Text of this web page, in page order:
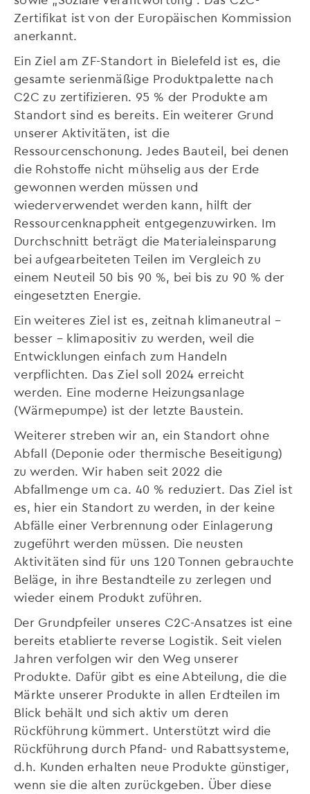
Zertifikat ist von der Europäischen Kommission
anerkannt.
Ein Ziel am ZF-Standort in Bielefeld ist es, die
gesamte serienmäßige Produktpalette nach
C2C zu zertifizieren. 95 % der Produkte am
Standort sind es bereits. Ein weiterer Grund
unserer Aktivitäten, ist die
Ressourcenschonung. Jedes Bauteil, bei denen
die Rohstoffe nicht mühselig aus der Erde
gewonnen werden müssen und
wiederverwendet werden kann, hilft der
Ressourcenknappheit entgegenzuwirken. Im
Durchschnitt beträgt die Materialeinsparung
bei aufgearbeiteten Teilen im Vergleich zu
einem Neuteil 50 bis 90 %, bei bis zu 90 % der
eingesetzten Energie.
Ein weiteres Ziel ist es, zeitnah klimaneutral –
besser – klimapositiv zu werden, weil die
Entwicklungen einfach zum Handeln
verpflichten. Das Ziel soll 2024 erreicht
werden. Eine moderne Heizungsanlage
(Wärmepumpe) ist der letzte Baustein.
Weiterer streben wir an, ein Standort ohne
Abfall (Deponie oder thermische Beseitigung)
zu werden. Wir haben seit 2022 die
Abfallmenge um ca. 40 % reduziert. Das Ziel ist
es, hier ein Standort zu werden, in der keine
Abfälle einer Verbrennung oder Einlagerung
zugeführt werden müssen. Die neusten
Aktivitäten sind für uns 120 Tonnen gebrauchte
Beläge, in ihre Bestandteile zu zerlegen und
wieder einem Produkt zuführen.
Der Grundpfeiler unseres C2C-Ansatzes ist eine
bereits etablierte reverse Logistik. Seit vielen
Jahren verfolgen wir den Weg unserer
Produkte. Dafür gibt es eine Abteilung, die die
Märkte unserer Produkte in allen Erdteilen im
Blick behält und sich aktiv um deren
Rückführung kümmert. Unterstützt wird die
Rückführung durch Pfand- und Rabattsysteme,
d.h. Kunden erhalten neue Produkte günstiger,
wenn sie die alten zurückgeben. Über diese